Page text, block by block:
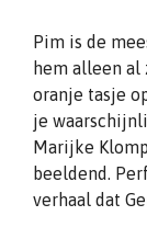
Pim is de
hem alleen
oranje tasje
je
Marijke
beeldend.
verhaal dat